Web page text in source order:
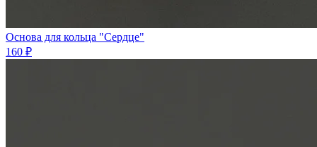
Основа для кольца "Сердце"
160 ₽